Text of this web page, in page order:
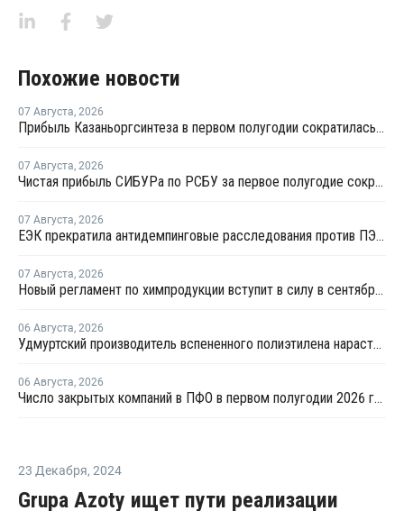
Похожие новости
07 Августа, 2026
Прибыль Казаньоргсинтеза в первом полугодии сократилась более чем в 2 раза
07 Августа, 2026
Чистая прибыль СИБУРа по РСБУ за первое полугодие сократилась в 3,6 раза
07 Августа, 2026
ЕЭК прекратила антидемпинговые расследования против ПЭ и ПП из Азербайджана и Туркменистана
07 Августа, 2026
Новый регламент по химпродукции вступит в силу в сентябре 2027 года
06 Августа, 2026
Удмуртский производитель вспененного полиэтилена нарастит выпуск на 15%
06 Августа, 2026
Число закрытых компаний в ПФО в первом полугодии 2026 года вдвое превысило число новых
23 Декабря, 2024
Grupa Azoty ищет пути реализации